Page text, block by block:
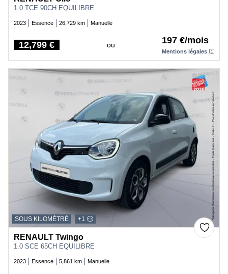
1.0 TCE 90CH EQUILIBRE
2023 Essence 26,729 km Manuelle
Price
12,799 € ou 197 €/mois
Mentions légales
SOUS KILOMÉTRÉ +1
RENAULT Twingo
1.0 SCE 65CH EQUILIBRE
2023 Essence 5,861 km Manuelle